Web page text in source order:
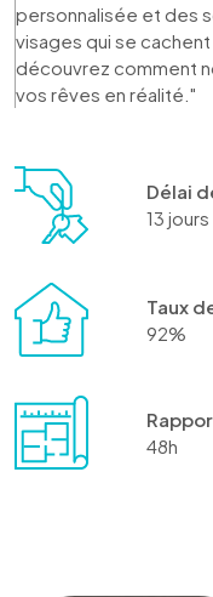
personnalisée et des
visages qui se
découvrez comment
vos rêves en réalité."
Délai
13 jours
Taux
92%
48h